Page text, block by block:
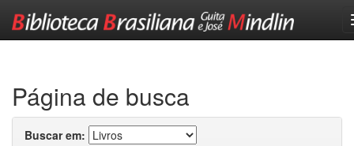
Página de busca
Buscar em: